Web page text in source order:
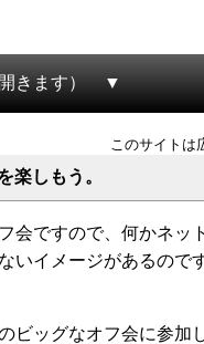
きます）
このサイトは
楽しもう。
会ですので、何かネッ
いイメージがあるので
ビッグなオフ会に参加